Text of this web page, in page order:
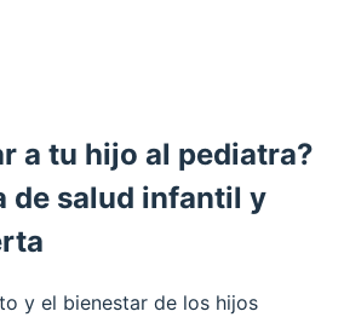
a tu hijo al pediatra?
de salud infantil y
y el bienestar de los hijos